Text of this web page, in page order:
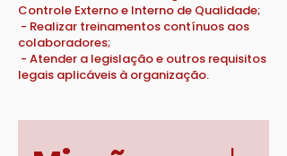
Controle Externo e Interno de Qualidade;
- Realizar treinamentos contínuos aos
colaboradores;
- Atender a legislação e outros requisitos
legais aplicáveis à organização.